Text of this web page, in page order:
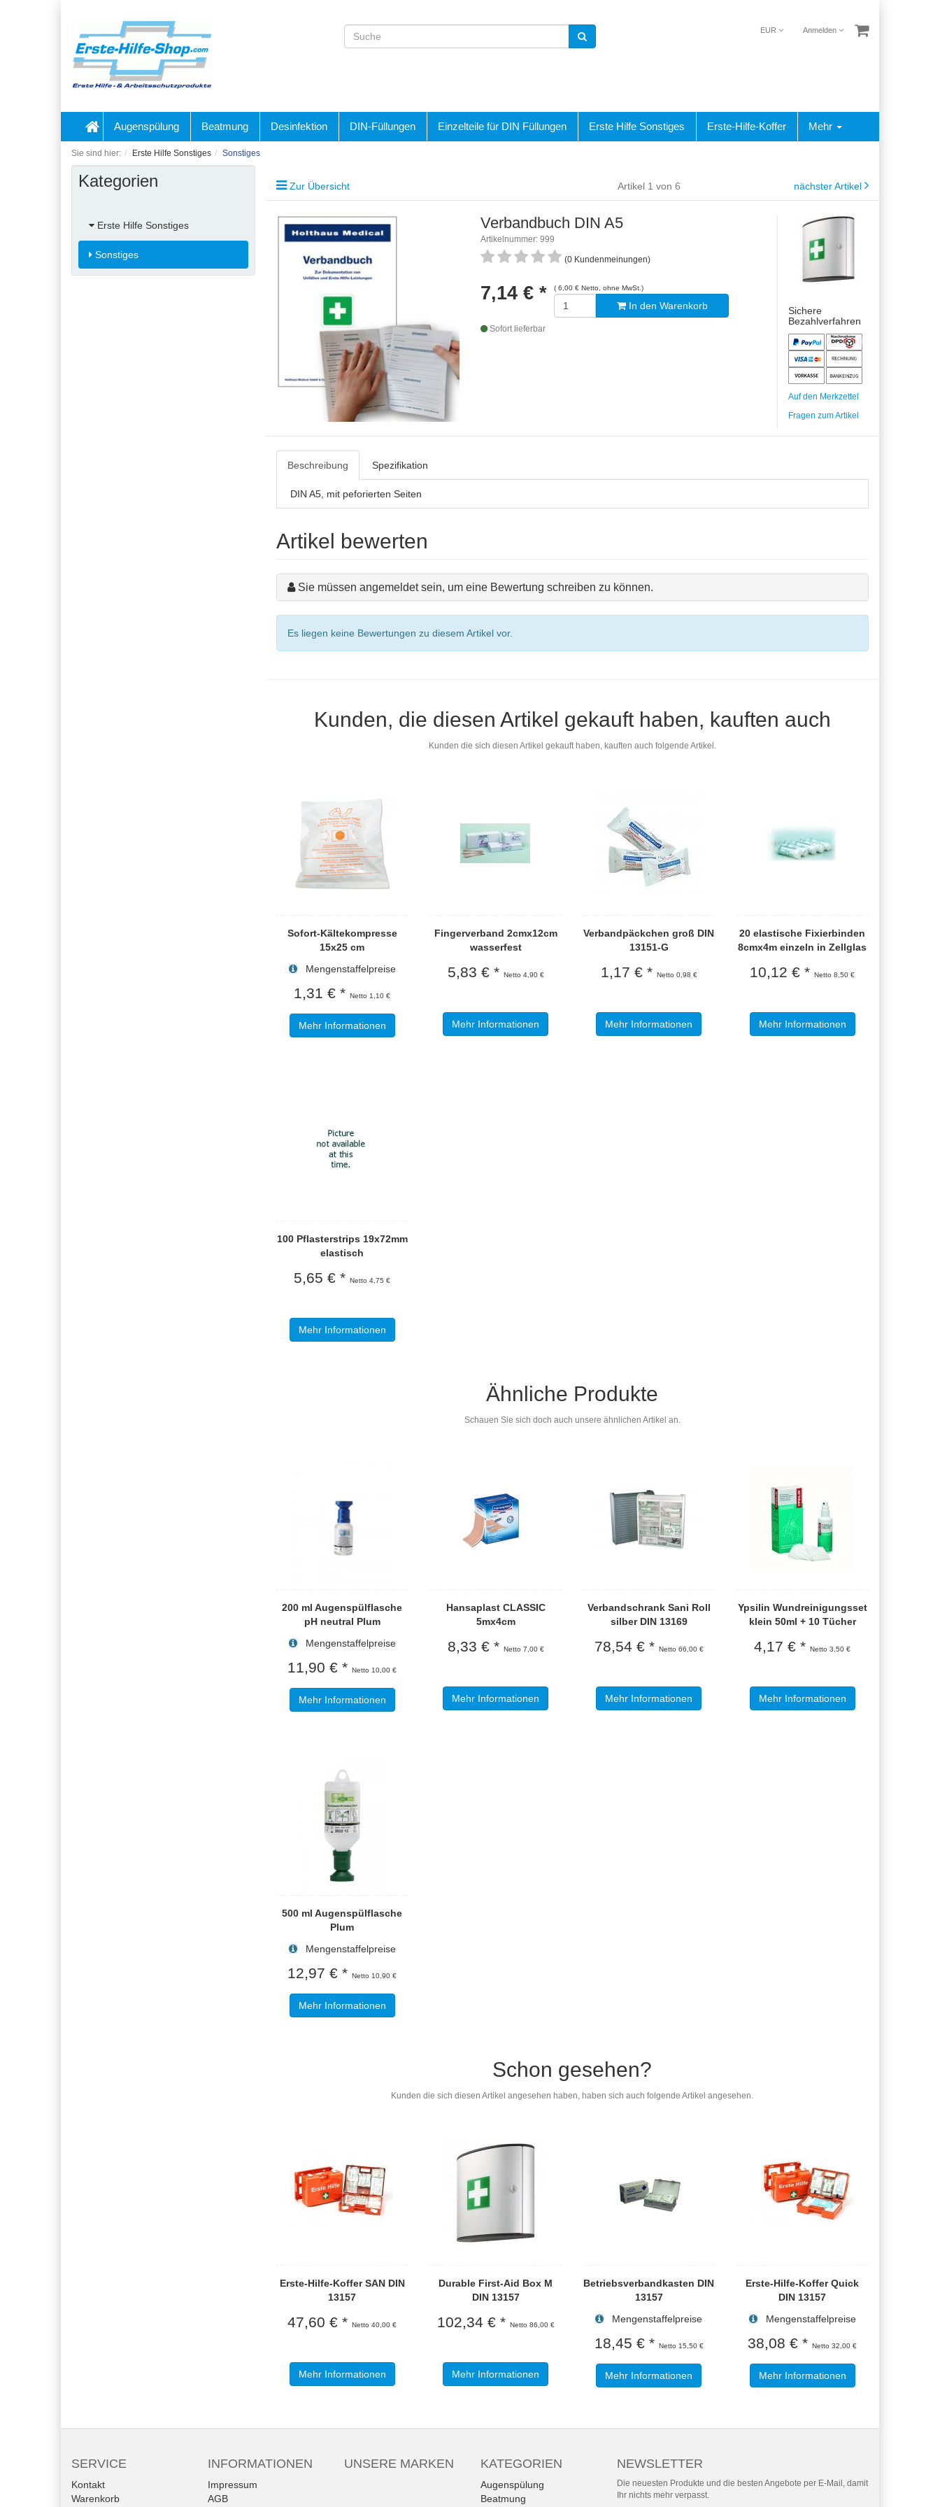
EUR Anmelden
Augenspülung Beatmung Desinfektion DIN-Füllungen Einzelteile für DIN Füllungen Erste Hilfe Sonstiges Erste-Hilfe-Koffer Mehr
Sie sind hier: Erste Hilfe Sonstiges Sonstiges
Kategorien
Erste Hilfe Sonstiges
Sonstiges
Zur Übersicht Artikel 1 von 6 nächster Artikel
Verbandbuch DIN A5
Artikelnummer: 999
(0 Kundenmeinungen)
7,14 € * ( 6,00 € Netto, ohne MwSt.)
In den Warenkorb
Sofort lieferbar
Sichere
Bezahlverfahren
Auf den Merkzettel
Fragen zum Artikel
Beschreibung Spezifikation
DIN A5, mit peforierten Seiten
Artikel bewerten
Sie müssen angemeldet sein, um eine Bewertung schreiben zu können.
Es liegen keine Bewertungen zu diesem Artikel vor.
Kunden, die diesen Artikel gekauft haben, kauften auch
Kunden die sich diesen Artikel gekauft haben, kauften auch folgende Artikel.
Sofort-Kältekompresse
15x25 cm
Mengenstaffelpreise
1,31 € *Netto 1,10 €
Mehr Informationen
Fingerverband 2cmx12cm
wasserfest
5,83 € * Netto 4,90 €
Mehr Informationen
Verbandpäckchen groß DIN
13151-G
1,17 € * Netto 0,98 €
Mehr Informationen
20 elastische Fixierbinden
8cmx4m einzeln in Zellglas
10,12 € *Netto 8,50 €
Mehr Informationen
100 Pflasterstrips 19x72mm
elastisch
5,65 € *Netto 4,75 €
Mehr Informationen
Ähnliche Produkte
Schauen Sie sich doch auch unsere ähnlichen Artikel an.
200 ml Augenspülflasche
pH neutral Plum
Mengenstaffelpreise
11,90 € *Netto 10,00 €
Mehr Informationen
Hansaplast CLASSIC
5mx4cm
8,33 € * Netto 7,00 €
Mehr Informationen
Verbandschrank Sani Roll
silber DIN 13169
78,54 € * Netto 66,00 €
Mehr Informationen
Ypsilin Wundreinigungsset
klein 50ml + 10 Tücher
4,17 € *Netto 3,50 €
Mehr Informationen
500 ml Augenspülflasche
Plum
Mengenstaffelpreise
12,97 € *Netto 10,90 €
Mehr Informationen
Schon gesehen?
Kunden die sich diesen Artikel angesehen haben, haben sich auch folgende Artikel angesehen.
Erste-Hilfe-Koffer SAN DIN
13157
47,60 € *Netto 40,00 €
Mehr Informationen
Durable First-Aid Box M
DIN 13157
102,34 € * Netto 86,00 €
Mehr Informationen
Betriebsverbandkasten DIN
13157
Mengenstaffelpreise
18,45 € * Netto 15,50 €
Mehr Informationen
Erste-Hilfe-Koffer Quick
DIN 13157
Mengenstaffelpreise
38,08 € *Netto 32,00 €
Mehr Informationen
SERVICE
Kontakt
Warenkorb
INFORMATIONEN
Impressum
AGB
UNSERE MARKEN KATEGORIEN
Augenspülung
Beatmung
NEWSLETTER
Die neuesten Produkte und die besten Angebote per E-Mail, damit
Ihr nichts mehr verpasst.